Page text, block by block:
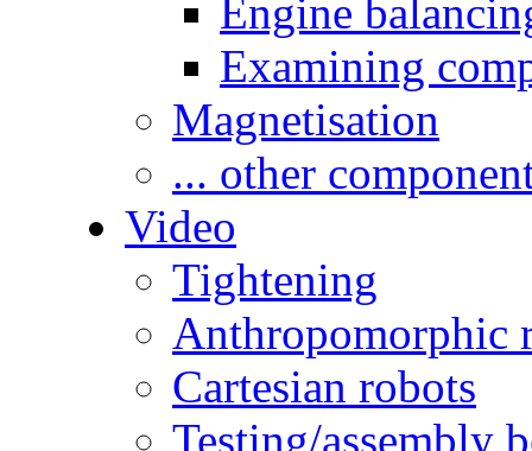
Engine
Examining
Magnetisation
... other
Video
Tightening
Anthropomorphic
Cartesian robots
Testing/assembly